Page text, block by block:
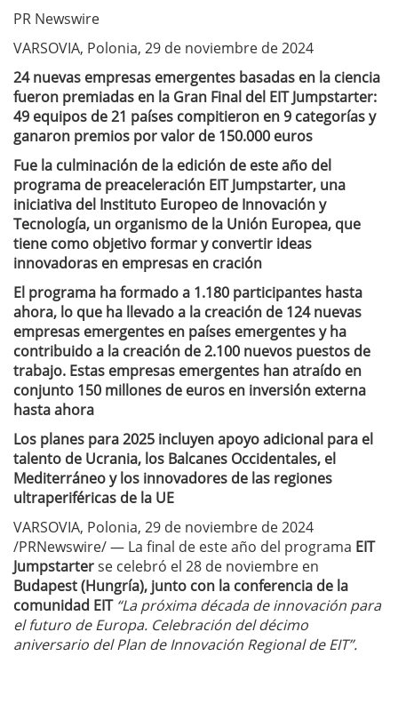
PR Newswire
VARSOVIA, Polonia, 29 de noviembre de 2024
24 nuevas empresas emergentes basadas en la ciencia
fueron premiadas en la Gran Final del EIT Jumpstarter:
49 equipos de 21 países compitieron en 9 categorías y
ganaron premios por valor de 150.000 euros
Fue la culminación de la edición de este año del
programa de preaceleración EIT Jumpstarter, una
iniciativa del Instituto Europeo de Innovación y
Tecnología, un organismo de la Unión Europea, que
tiene como objetivo formar y convertir ideas
innovadoras en empresas en cración
El programa ha formado a 1.180 participantes hasta
ahora, lo que ha llevado a la creación de 124 nuevas
empresas emergentes en países emergentes y ha
contribuido a la creación de 2.100 nuevos puestos de
trabajo. Estas empresas emergentes han atraído en
conjunto 150 millones de euros en inversión externa
hasta ahora
Los planes para 2025 incluyen apoyo adicional para el
talento de Ucrania, los Balcanes Occidentales, el
Mediterráneo y los innovadores de las regiones
ultraperiféricas de la UE
VARSOVIA, Polonia, 29 de noviembre de 2024
/PRNewswire/ — La final de este año del programa EIT
Jumpstarterse celebró el 28 de noviembre en
Budapest (Hungría), junto con la conferencia de la
comunidad EIT “La próxima década de innovación para
el futuro de Europa. Celebración del décimo
aniversario del Plan de Innovación Regional de EIT”.